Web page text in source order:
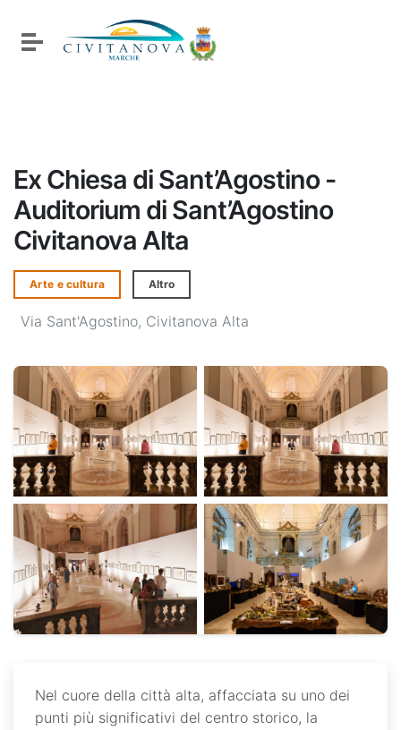
Vai al menu di navigazione
Vai al footer
Attiva / disattiva la navigazione
Ex Chiesa di Sant’Agostino -
Auditorium di Sant’Agostino
Civitanova Alta
Arte e cultura Altro
Via Sant'Agostino, Civitanova Alta
Nel cuore della città alta, affacciata su uno dei
punti più significativi del centro storico, la